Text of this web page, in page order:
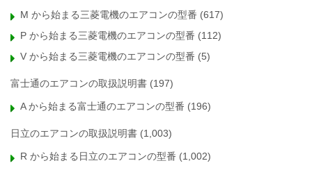
M から始まる三菱電機のエアコンの型番 (617)
P から始まる三菱電機のエアコンの型番 (112)
V から始まる三菱電機のエアコンの型番 (5)
富士通のエアコンの取扱説明書 (197)
A から始まる富士通のエアコンの型番 (196)
日立のエアコンの取扱説明書 (1,003)
R から始まる日立のエアコンの型番 (1,002)